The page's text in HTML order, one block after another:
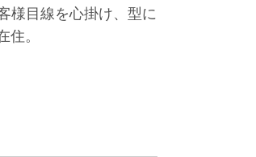
様目線を心掛け、型に
。